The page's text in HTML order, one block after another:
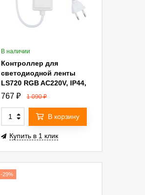
В наличии
Контроллер для
светодиодной ленты
LS720 RGB AC220V, IP44,
LD72 Feron 53080
767 ₽ 1 090₽
В корзину
Купить в 1 клик
-29%